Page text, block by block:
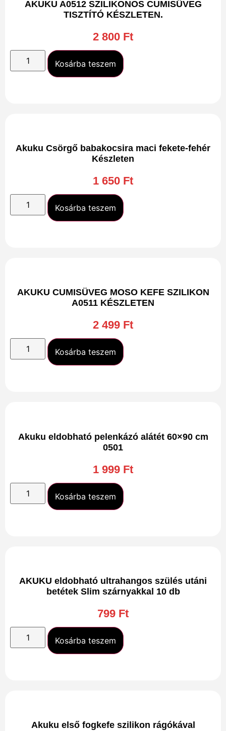
AKUKU A0512 SZILIKONOS CUMISÜVEG
TISZTÍTÓ KÉSZLETEN.
2 800 Ft
Kosárba teszem
Akuku Csörgő babakocsira maci fekete-fehér
Készleten
1 650 Ft
Kosárba teszem
AKUKU CUMISÜVEG MOSO KEFE SZILIKON
A0511 KÉSZLETEN
2 499 Ft
Kosárba teszem
Akuku eldobható pelenkázó alátét 60×90 cm
0501
1 999 Ft
Kosárba teszem
AKUKU eldobható ultrahangos szülés utáni
betétek Slim szárnyakkal 10 db
799 Ft
Kosárba teszem
Akuku első fogkefe szilikon rágókával